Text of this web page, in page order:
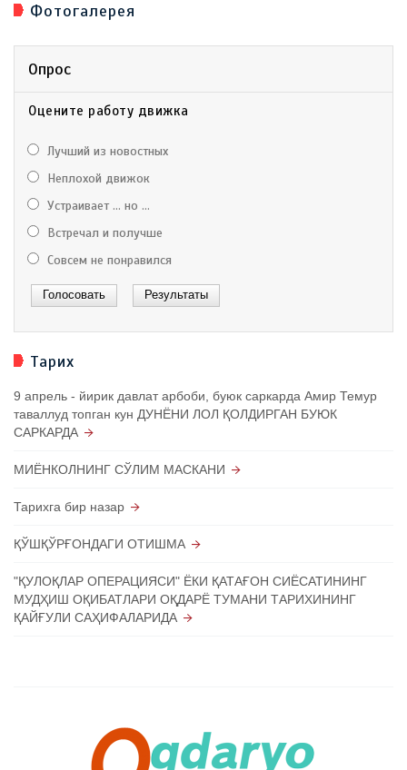
Фотогалерея
Опрос
Оцените работу движка
Лучший из новостных
Неплохой движок
Устраивает ... но ...
Встречал и получше
Совсем не понравился
Тарих
9 апрель - йирик давлат арбоби, буюк саркарда Амир Темур
таваллуд топган кун ДУНЁНИ ЛОЛ ҚОЛДИРГАН БУЮК
САРКАРДА
МИЁНКОЛНИНГ СЎЛИМ МАСКАНИ
Тарихга бир назар
ҚЎШҚЎРҒОНДАГИ ОТИШМА
"ҚУЛОҚЛАР ОПЕРАЦИЯСИ" ЁКИ ҚАТАҒОН СИЁСАТИНИНГ
МУДҲИШ ОҚИБАТЛАРИ ОҚДАРЁ ТУМАНИ ТАРИХИНИНГ
ҚАЙҒУЛИ САҲИФАЛАРИДА